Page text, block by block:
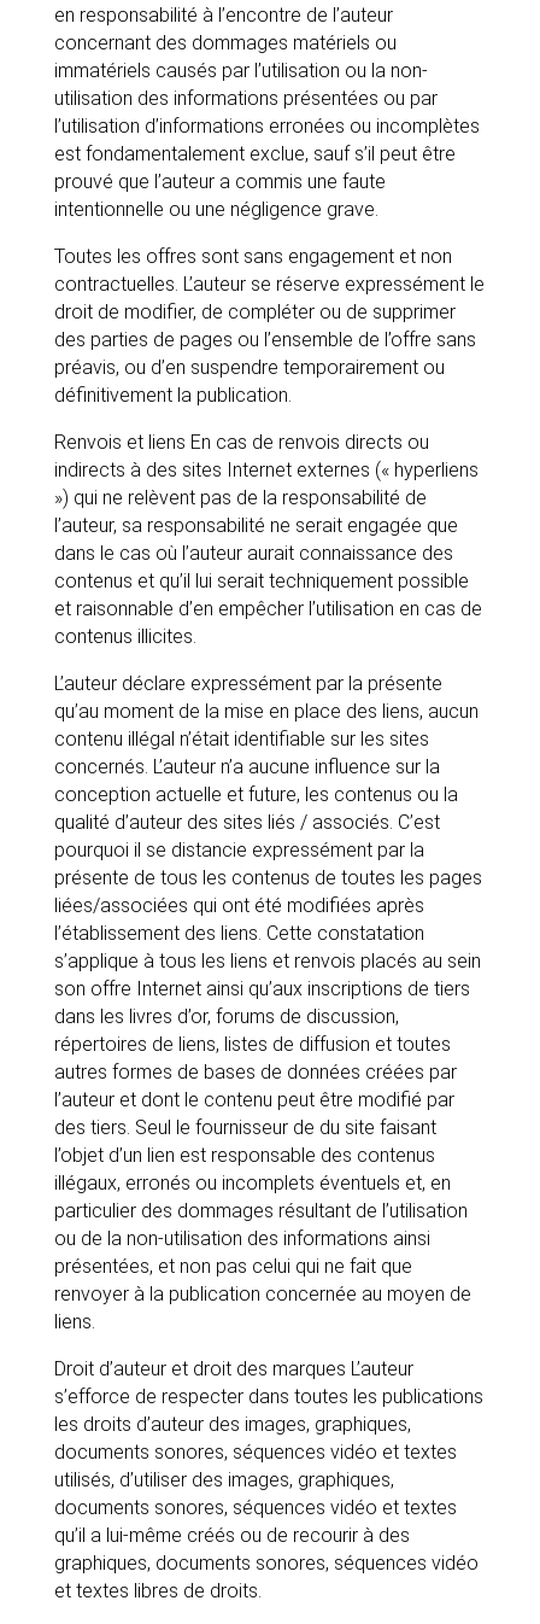
en responsabilité à l’encontre de l’auteur
concernant des dommages matériels ou
immatériels causés par l’utilisation ou la non-
utilisation des informations présentées ou par
l’utilisation d’informations erronées ou incomplètes
est fondamentalement exclue, sauf s’il peut être
prouvé que l’auteur a commis une faute
intentionnelle ou une négligence grave.
Toutes les offres sont sans engagement et non
contractuelles. L’auteur se réserve expressément le
droit de modifier, de compléter ou de supprimer
des parties de pages ou l’ensemble de l’offre sans
préavis, ou d’en suspendre temporairement ou
définitivement la publication.
Renvois et liens En cas de renvois directs ou
indirects à des sites Internet externes (« hyperliens
») qui ne relèvent pas de la responsabilité de
l’auteur, sa responsabilité ne serait engagée que
dans le cas où l’auteur aurait connaissance des
contenus et qu’il lui serait techniquement possible
et raisonnable d’en empêcher l’utilisation en cas de
contenus illicites.
L’auteur déclare expressément par la présente
qu’au moment de la mise en place des liens, aucun
contenu illégal n’était identifiable sur les sites
concernés. L’auteur n’a aucune influence sur la
conception actuelle et future, les contenus ou la
qualité d’auteur des sites liés / associés. C’est
pourquoi il se distancie expressément par la
présente de tous les contenus de toutes les pages
liées/associées qui ont été modifiées après
l’établissement des liens. Cette constatation
s’applique à tous les liens et renvois placés au sein
son offre Internet ainsi qu’aux inscriptions de tiers
dans les livres d’or, forums de discussion,
répertoires de liens, listes de diffusion et toutes
autres formes de bases de données créées par
l’auteur et dont le contenu peut être modifié par
des tiers. Seul le fournisseur de du site faisant
l’objet d’un lien est responsable des contenus
illégaux, erronés ou incomplets éventuels et, en
particulier des dommages résultant de l’utilisation
ou de la non-utilisation des informations ainsi
présentées, et non pas celui qui ne fait que
renvoyer à la publication concernée au moyen de
liens.
Droit d’auteur et droit des marques L’auteur
s’efforce de respecter dans toutes les publications
les droits d’auteur des images, graphiques,
documents sonores, séquences vidéo et textes
utilisés, d’utiliser des images, graphiques,
documents sonores, séquences vidéo et textes
qu’il a lui-même créés ou de recourir à des
graphiques, documents sonores, séquences vidéo
et textes libres de droits.